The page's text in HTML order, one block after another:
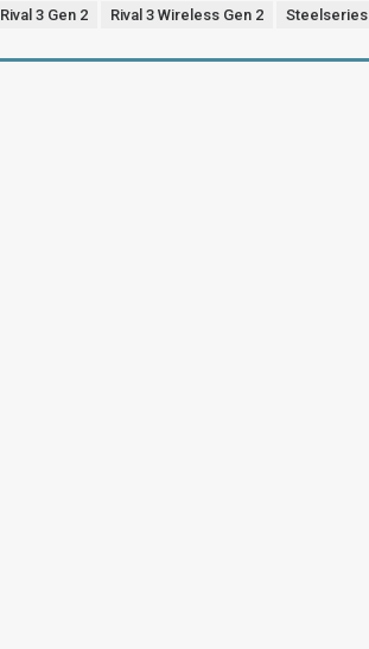
Rival 3 Gen 2 Rival 3 Wireless Gen 2 Steelseries